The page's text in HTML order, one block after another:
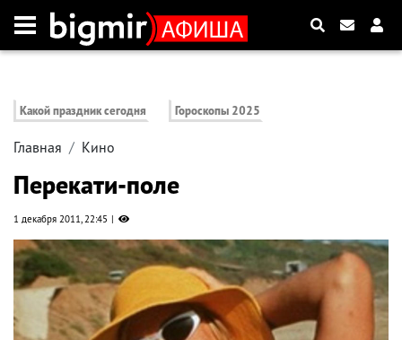
Какой праздник сегодня Гороскопы 2025
Главная Кино
Перекати-поле
1 декабря 2011, 22:45